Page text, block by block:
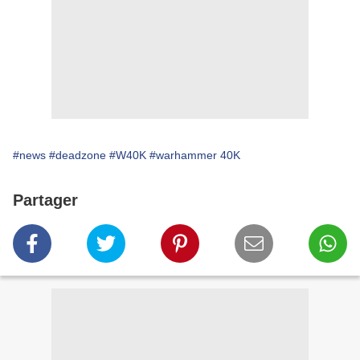
#news #deadzone #W40K #warhammer 40K
Partager